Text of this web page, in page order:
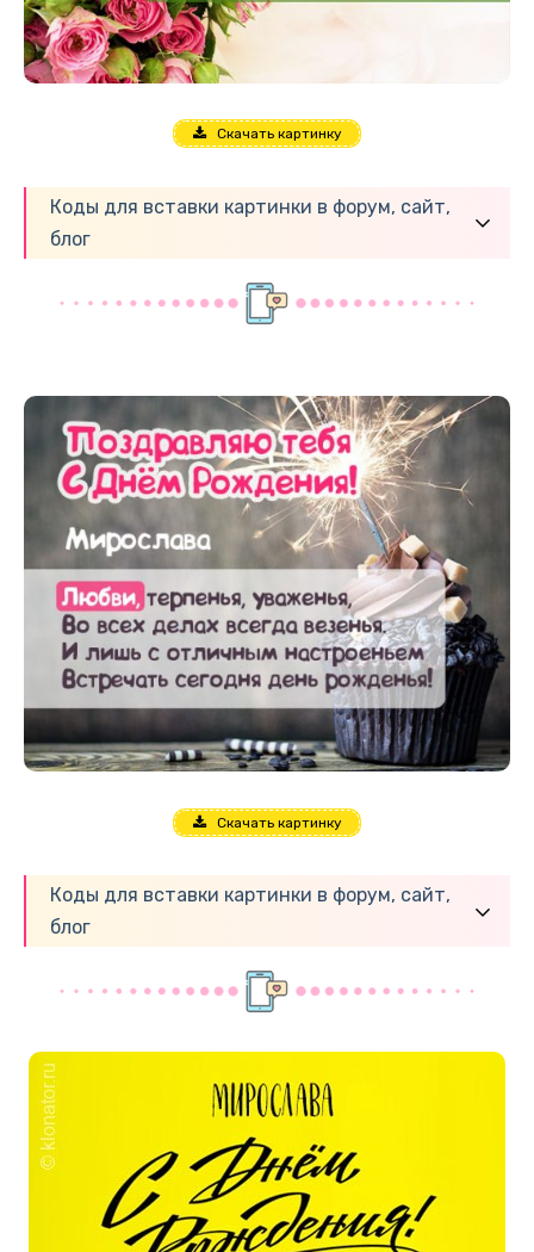
Скачать картинку
Коды для вставки картинки в форум, сайт,
блог
Скачать картинку
Коды для вставки картинки в форум, сайт,
блог